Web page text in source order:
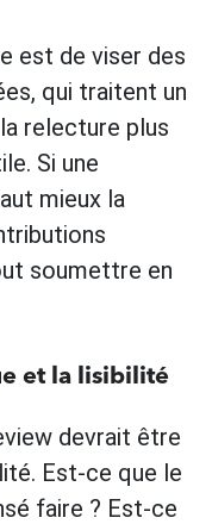
est de viser des
qui traitent un
relecture plus
Si une
mieux la
soumettre en
et la lisibilité
devrait être
Est-ce que le
faire ? Est-ce